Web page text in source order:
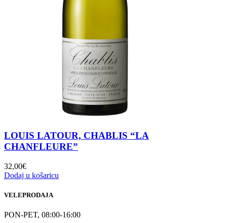
LOUIS LATOUR, CHABLIS “LA
CHANFLEURE”
32,00€
Dodaj u košaricu
VELEPRODAJA
PON-PET, 08:00-16:00